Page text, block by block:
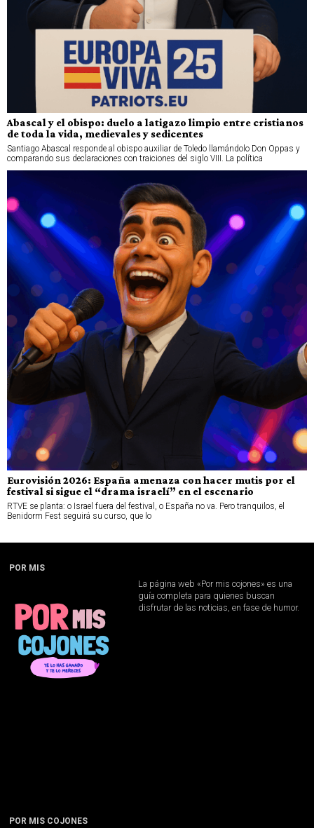
Abascal y el obispo: duelo a latigazo limpio entre cristianos
de toda la vida, medievales y sedicentes
Santiago Abascal responde al obispo auxiliar de Toledo llamándolo Don Oppas y
comparando sus declaraciones con traiciones del siglo VIII. La política
Eurovisión 2026: España amenaza con hacer mutis por el
festival si sigue el “drama israelí” en el escenario
RTVE se planta: o Israel fuera del festival, o España no va. Pero tranquilos, el
Benidorm Fest seguirá su curso, que lo
POR MIS
La página web «Por mis cojones» es una
guía completa para quienes buscan
disfrutar de las noticias, en fase de humor.
POR MIS COJONES